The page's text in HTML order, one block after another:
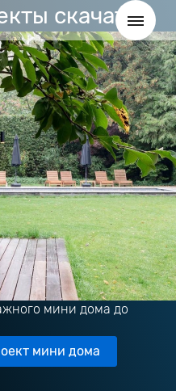
скачать
мини дома до
мини дома